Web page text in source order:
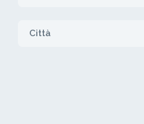
Città